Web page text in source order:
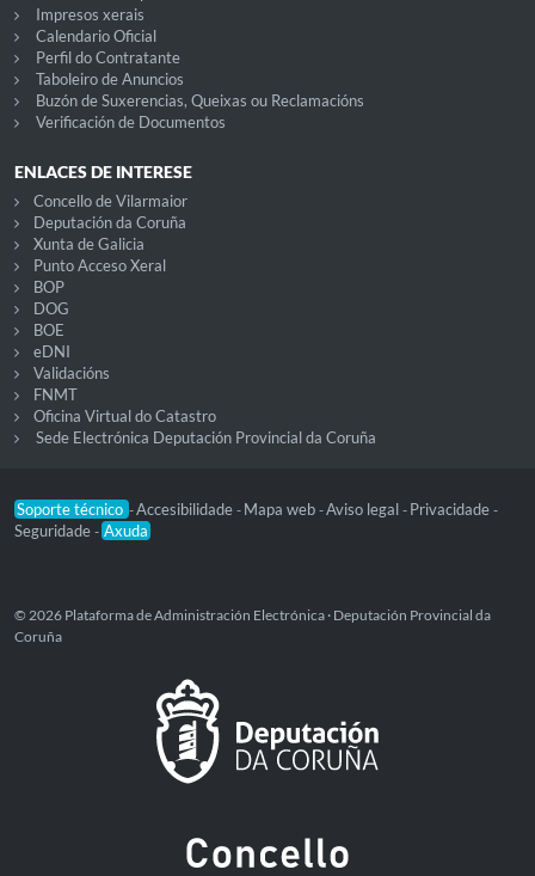
Impresos xerais
Calendario Oficial
Perfil do Contratante
Taboleiro de Anuncios
Buzón de Suxerencias, Queixas ou Reclamacións
Verificación de Documentos
ENLACES DE INTERESE
Concello de Vilarmaior
Deputación da Coruña
Xunta de Galicia
Punto Acceso Xeral
BOP
DOG
BOE
eDNI
Validacións
FNMT
Oficina Virtual do Catastro
Sede Electrónica Deputación Provincial da Coruña
Soporte técnico -Accesibilidade - Mapa web -Aviso legal - Privacidade -
Seguridade - Axuda
© 2026 Plataforma de Administración Electrónica · Deputación Provincial da
Coruña